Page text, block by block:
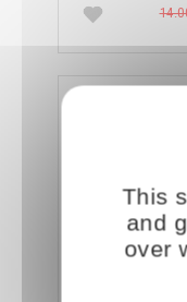
La
This
and
over